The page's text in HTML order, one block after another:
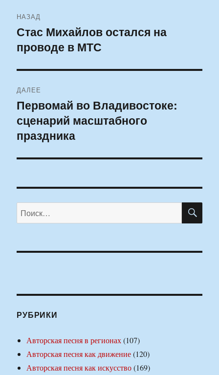
по
записям
НАЗАД
Предыдущая
запись:
Стас Михайлов остался на
проводе в МТС
ДАЛЕЕ
Следующая
запись:
Первомай во Владивостоке:
сценарий масштабного
праздника
Искать:
РУБРИКИ
Авторская песня в регионах(107)
Авторская песня как движение(120)
Авторская песня как искусство(169)